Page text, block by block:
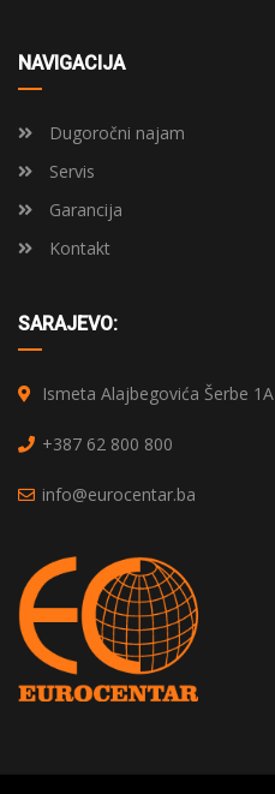
NAVIGACIJA
Dugoročni najam
Servis
Garancija
Kontakt
SARAJEVO:
Ismeta Alajbegovića Šerbe 1A
+387 62 800 800
info@eurocentar.ba